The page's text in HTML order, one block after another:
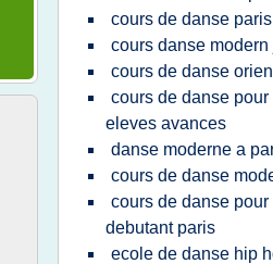
cours de danse
cours danse modern
cours de danse
cours de danse pour
eleves avances
danse moderne a
cours de danse
cours de danse pour
debutant paris
ecole de danse hip